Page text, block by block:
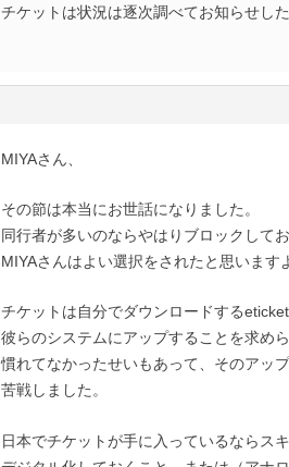
チケットは状況は逐次調べてお知らせし
MIYAさん、
その節は本当にお世話になりました。
同行者が多いのならやはりブロックして
MIYAさんはよい選択をされたと思います
チケットは自分でダウンロードする
彼らのシステムにアップすることを求め
慣れてなかったせいもあって、そのアッ
苦戦しました。
日本でチケットが手に入っているならス